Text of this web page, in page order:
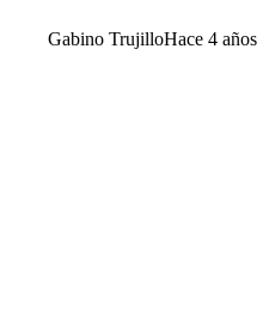
Gabino TrujilloHace 4 años